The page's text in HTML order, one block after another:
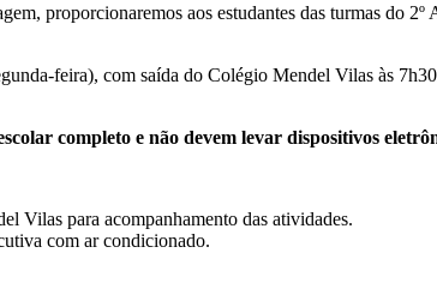
proporcionaremos aos estudantes das turmas do
feira), com saída do Colégio Mendel Vilas às
completo e não devem levar dispositivos
Vilas para acompanhamento das atividades.
com ar condicionado.